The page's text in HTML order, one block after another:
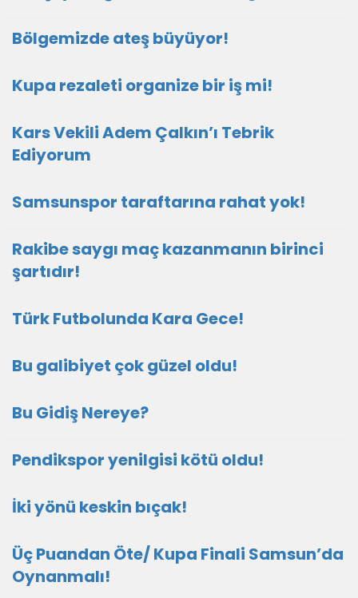
Bölgemizde ateş büyüyor!
Kupa rezaleti organize bir iş mi!
Kars Vekili Adem Çalkın’ı Tebrik
Ediyorum
Samsunspor taraftarına rahat yok!
Rakibe saygı maç kazanmanın birinci
şartıdır!
Türk Futbolunda Kara Gece!
Bu galibiyet çok güzel oldu!
Bu Gidiş Nereye?
Pendikspor yenilgisi kötü oldu!
İki yönü keskin bıçak!
Üç Puandan Öte/ Kupa Finali Samsun’da
Oynanmalı!